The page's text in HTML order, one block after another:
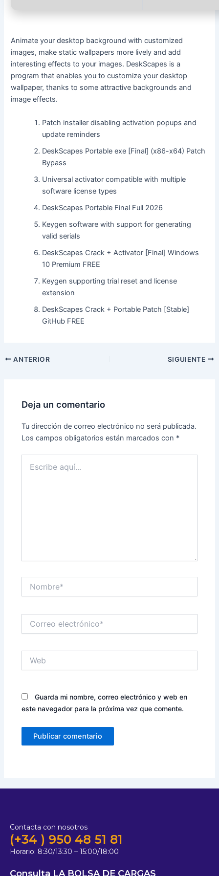
Animate your desktop background with customized
images, make static wallpapers more lively and add
interesting effects to your images. DeskScapes is a
program that enables you to customize your desktop
wallpaper, thanks to some attractive backgrounds and
image effects.
Patch installer disabling activation popups and
update reminders
DeskScapes Portable exe [Final] (x86-x64) Patch
Bypass
Universal activator compatible with multiple
software license types
DeskScapes Portable Final Full 2026
Keygen software with support for generating
valid serials
DeskScapes Crack + Activator [Final] Windows
10 Premium FREE
Keygen supporting trial reset and license
extension
DeskScapes Crack + Portable Patch [Stable]
GitHub FREE
ANTERIOR SIGUIENTE
Deja un comentario
Tu dirección de correo electrónico no será publicada.
Los campos obligatorios están marcados con *
aquí...
electrónico*
Guarda mi nombre, correo electrónico y web en
este navegador para la próxima vez que comente.
Contacta con nosotros
(+34 ) 950 48 51 81
Horario: 8:30/13:30 – 15:00/18:00
Consulta LA BOLSA DE CARGAS